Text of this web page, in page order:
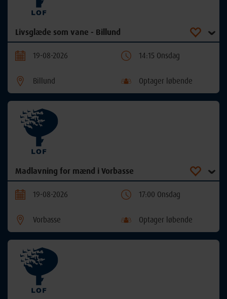
Livsglæde som vane - Billund
19-08-2026 14:15 Onsdag
Billund Optager løbende
Madlavning for mænd i Vorbasse
19-08-2026 17:00 Onsdag
Vorbasse Optager løbende